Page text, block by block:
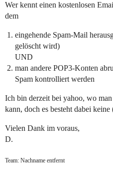
Wer kennt einen kostenlosen
dem
eingehende Spam-Mail
gelöscht wird)
UND
man andere POP3-Konten
Spam kontrolliert werden
Ich bin derzeit bei yahoo, wo
kann, doch es besteht dabei
Vielen Dank im voraus,
D.
Team: Nachname entfernt